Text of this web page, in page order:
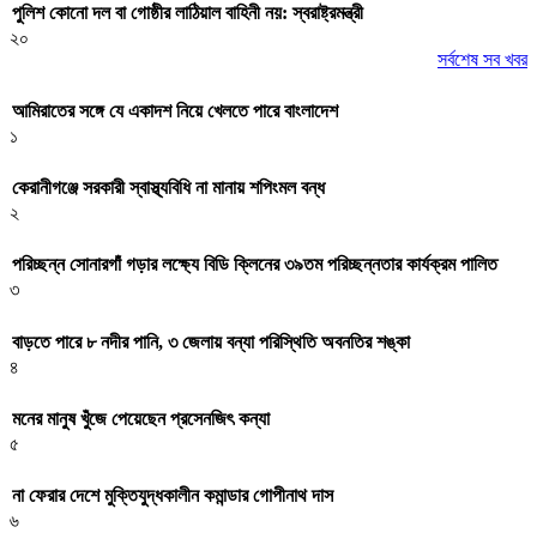
পুলিশ কোনো দল বা গোষ্ঠীর লাঠিয়াল বাহিনী নয়: স্বরাষ্ট্রমন্ত্রী
২০
সর্বশেষ সব খবর
আমিরাতের সঙ্গে যে একাদশ নিয়ে খেলতে পারে বাংলাদেশ
১
কেরানীগঞ্জে সরকারী স্বাস্থ্যবিধি না মানায় শপিংমল বন্ধ
২
পরিচ্ছন্ন সোনারগাঁ গড়ার লক্ষ্যে বিডি ক্লিনের ৩৯তম পরিচ্ছন্নতার কার্যক্রম পালিত
৩
বাড়তে পারে ৮ নদীর পানি, ৩ জেলায় বন্যা পরিস্থিতি অবনতির শঙ্কা
৪
মনের মানুষ খুঁজে পেয়েছেন প্রসেনজিৎ কন্যা
৫
না ফেরার দেশে মুক্তিযুদ্ধকালীন কমান্ডার গোপীনাথ দাস
৬